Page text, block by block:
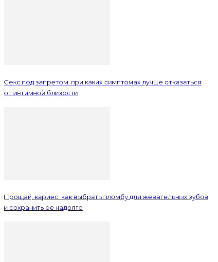
Секс под запретом: при каких симптомах лучше отказаться
от интимной близости
Прощай, кариес: как выбрать пломбу для жевательных зубов
и сохранить ее надолго